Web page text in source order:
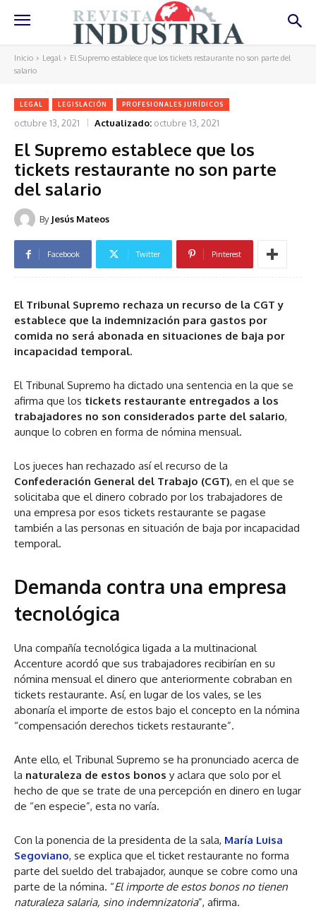
Inicio Legal
El Supremo establece que los tickets restaurante no son parte del
salario
LEGAL LEGISLACIÓN PROFESIONALES JURÍDICOS
octubre 13, 2021 Actualizado: octubre 13, 2021
El Supremo establece que los
tickets restaurante no son parte
del salario
By Jesús Mateos
Facebook Twitter Pinterest
El Tribunal Supremo rechaza un recurso de la CGT y
establece que la indemnización para gastos por
comida no será abonada en situaciones de baja por
incapacidad temporal.
El Tribunal Supremo ha dictado una sentencia en la que se
afirma que los tickets restaurante entregados a los
trabajadores no son considerados parte del salario,
aunque lo cobren en forma de nómina mensual.
Los jueces han rechazado así el recurso de la
Confederación General del Trabajo (CGT), en el que se
solicitaba que el dinero cobrado por los trabajadores de
una empresa por esos tickets restaurante se pagase
también a las personas en situación de baja por incapacidad
temporal.
Demanda contra una empresa
tecnológica
Una compañía tecnológica ligada a la multinacional
Accenture acordó que sus trabajadores recibirían en su
nómina mensual el dinero que anteriormente cobraban en
tickets restaurante. Así, en lugar de los vales, se les
abonaría el importe de estos bajo el concepto en la nómina
“compensación derechos tickets restaurante”.
Ante ello, el Tribunal Supremo se ha pronunciado acerca de
la naturaleza de estos bonos y aclara que solo por el
hecho de que se trate de una percepción en dinero en lugar
de “en especie”, esta no varía.
Con la ponencia de la presidenta de la sala, María Luisa
Segoviano, se explica que el ticket restaurante no forma
parte del sueldo del trabajador, aunque se cobre como una
parte de la nómina. “El importe de estos bonos no tienen
naturaleza salaria, sino indemnizatoria”, afirma.